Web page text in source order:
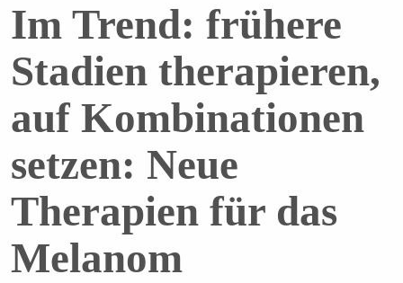
Im Trend: frühere
Stadien therapieren,
auf Kombinationen
setzen: Neue
Therapien für das
Melanom